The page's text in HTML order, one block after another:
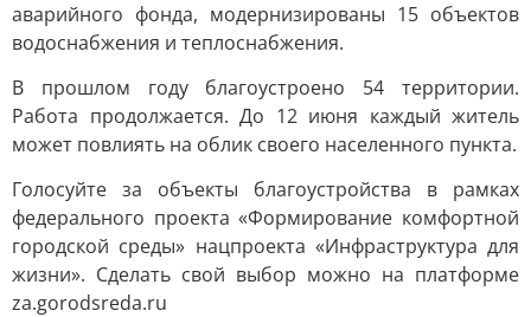
аварийного фонда, модернизированы 15 объектов
водоснабжения и теплоснабжения.
В прошлом году благоустроено 54 территории.
Работа продолжается. До 12 июня каждый житель
может повлиять на облик своего населенного пункта.
Голосуйте за объекты благоустройства в рамках
федерального проекта «Формирование комфортной
городской среды» нацпроекта «Инфраструктура для
жизни». Сделать свой выбор можно на платформе
za.gorodsreda.ru